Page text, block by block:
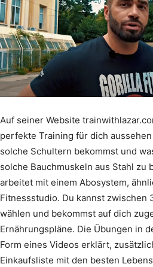
Auf seiner Website
perfekte Training für dich
solche Schultern bekommst und
solche Bauchmuskeln aus Stahl zu
arbeitet mit einem Abosystem,
Fitnessstudio. Du kannst zwischen
wählen und bekommst auf dich
Ernährungspläne. Die Übungen in
Form eines Videos erklärt,
Einkaufsliste mit den besten